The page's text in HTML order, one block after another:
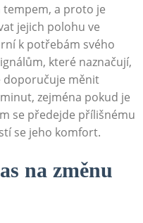
tempem, a proto je
jejich polohu ve
k potřebám svého
které naznačují,
doporučuje měnit
zejména pokud je
se předejde přílišnému
se jeho komfort.
na změnu